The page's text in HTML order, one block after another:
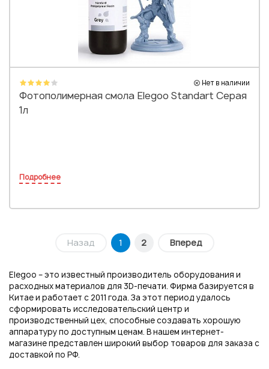
Нет в наличии
Фотополимерная смола Elegoo Standart Серая
1л
Подробнее
Назад 1 2 Вперед
Elegoo – это известный производитель оборудования и
расходных материалов для 3D-печати. Фирма базируется в
Китае и работает с 2011 года. За этот период удалось
сформировать исследовательский центр и
производственный цех, способные создавать хорошую
аппаратуру по доступным ценам. В нашем интернет-
магазине представлен широкий выбор товаров для заказа с
доставкой по РФ.